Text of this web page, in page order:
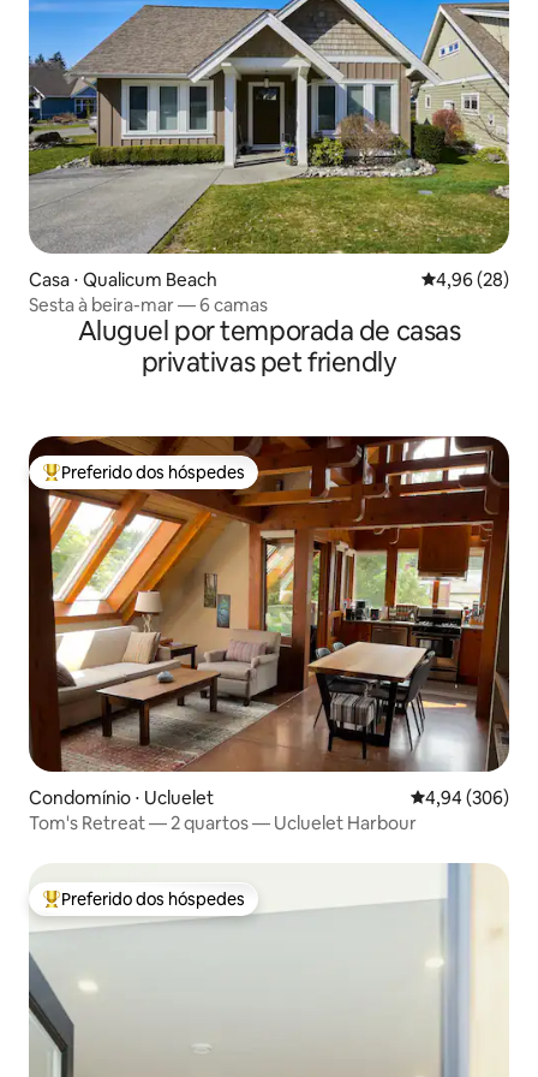
Casa ⋅ Qualicum Beach 4,96 de uma
4,96 (28)
Sesta à beira-mar — 6 camas
Aluguel por temporada de casas
privativas pet friendly
Entre os melhores preferidos dos hóspedes
Preferido dos hóspedes
Condomínio ⋅ Ucluelet 4,94 de uma
4,94 (306)
Tom's Retreat — 2 quartos — Ucluelet Harbour
Entre os melhores preferidos dos hóspedes
Preferido dos hóspedes